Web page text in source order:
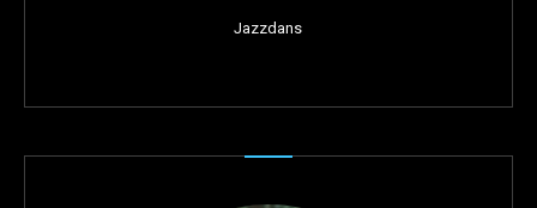
Jazzdans